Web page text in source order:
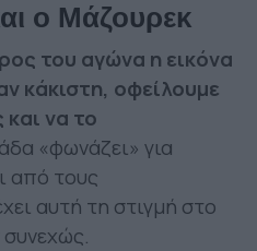
ο Μάζουρεκ
του αγώνα η εικόνα
κάκιστη, οφείλουμε
και να το
«φωνάζει» για
από τους
αυτή τη στιγμή στο